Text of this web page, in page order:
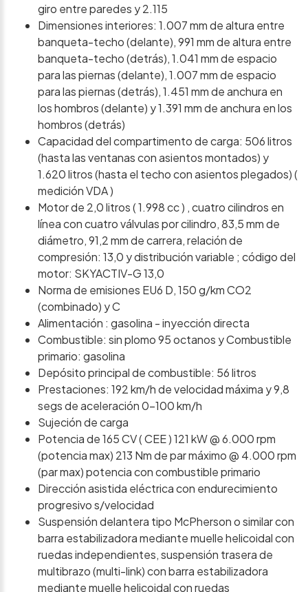
giro entre paredes y 2.115
Dimensiones interiores: 1.007 mm de altura entre
banqueta-techo (delante), 991 mm de altura entre
banqueta-techo (detrás), 1.041 mm de espacio
para las piernas (delante), 1.007 mm de espacio
para las piernas (detrás), 1.451 mm de anchura en
los hombros (delante) y 1.391 mm de anchura en los
hombros (detrás)
Capacidad del compartimento de carga: 506 litros
(hasta las ventanas con asientos montados) y
1.620 litros (hasta el techo con asientos plegados) (
medición VDA )
Motor de 2,0 litros ( 1.998 cc ) , cuatro cilindros en
línea con cuatro válvulas por cilindro, 83,5 mm de
diámetro, 91,2 mm de carrera, relación de
compresión: 13,0 y distribución variable ; código del
motor: SKYACTIV-G 13,0
Norma de emisiones EU6 D, 150 g/km CO2
(combinado) y C
Alimentación : gasolina - inyección directa
Combustible: sin plomo 95 octanos y Combustible
primario: gasolina
Depósito principal de combustible: 56 litros
Prestaciones: 192 km/h de velocidad máxima y 9,8
segs de aceleración 0-100 km/h
Sujeción de carga
Potencia de 165 CV ( CEE ) 121 kW @ 6.000 rpm
(potencia max) 213 Nm de par máximo @ 4.000 rpm
(par max) potencia con combustible primario
Dirección asistida eléctrica con endurecimiento
progresivo s/velocidad
Suspensión delantera tipo McPherson o similar con
barra estabilizadora mediante muelle helicoidal con
ruedas independientes, suspensión trasera de
multibrazo (multi-link) con barra estabilizadora
mediante muelle helicoidal con ruedas